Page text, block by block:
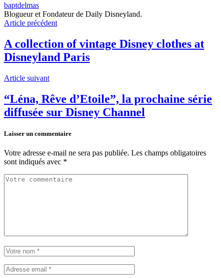
baptdelmas
Blogueur et Fondateur de Daily Disneyland.
Article précédent
A collection of vintage Disney clothes at
Disneyland Paris
Article suivant
“Léna, Rêve d’Etoile”, la prochaine série
diffusée sur Disney Channel
Laisser un commentaire
Votre adresse e-mail ne sera pas publiée. Les champs obligatoires
sont indiqués avec *